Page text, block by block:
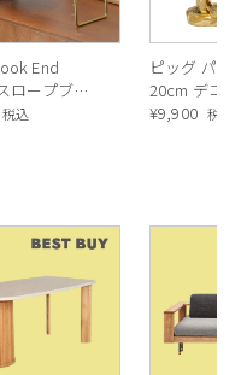
め、色ムラが生じます。
End
ロープブッ
ゴールド）
税込
ピッグ パー
20cm デコ
¥9,900 税込